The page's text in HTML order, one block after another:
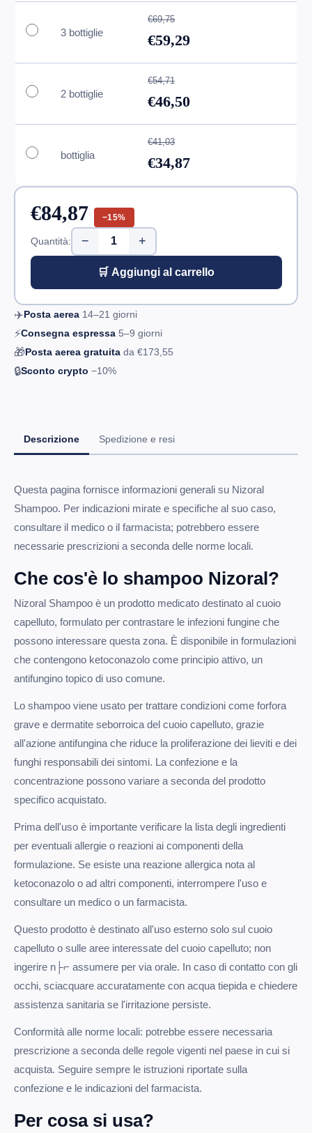
3 bottiglie
€69,75
€59,29
2 bottiglie
€54,71
€46,50
bottiglia
€41,03
€34,87
€84,87 −15%
Quantità: − +
🛒 Aggiungi al carrello
✈️Posta aerea 14–21 giorni
⚡Consegna espressa 5–9 giorni
🎁Posta aerea gratuita da €173,55
🔒Sconto crypto −10%
Descrizione Spedizione e resi
Questa pagina fornisce informazioni generali su Nizoral
Shampoo. Per indicazioni mirate e specifiche al suo caso,
consultare il medico o il farmacista; potrebbero essere
necessarie prescrizioni a seconda delle norme locali.
Che cos'è lo shampoo Nizoral?
Nizoral Shampoo è un prodotto medicato destinato al cuoio
capelluto, formulato per contrastare le infezioni fungine che
possono interessare questa zona. È disponibile in formulazioni
che contengono ketoconazolo come principio attivo, un
antifungino topico di uso comune.
Lo shampoo viene usato per trattare condizioni come forfora
grave e dermatite seborroica del cuoio capelluto, grazie
all'azione antifungina che riduce la proliferazione dei lieviti e dei
funghi responsabili dei sintomi. La confezione e la
concentrazione possono variare a seconda del prodotto
specifico acquistato.
Prima dell'uso è importante verificare la lista degli ingredienti
per eventuali allergie o reazioni ai componenti della
formulazione. Se esiste una reazione allergica nota al
ketoconazolo o ad altri componenti, interrompere l'uso e
consultare un medico o un farmacista.
Questo prodotto è destinato all'uso esterno solo sul cuoio
capelluto o sulle aree interessate del cuoio capelluto; non
ingerire n├⌐ assumere per via orale. In caso di contatto con gli
occhi, sciacquare accuratamente con acqua tiepida e chiedere
assistenza sanitaria se l'irritazione persiste.
Conformità alle norme locali: potrebbe essere necessaria
prescrizione a seconda delle regole vigenti nel paese in cui si
acquista. Seguire sempre le istruzioni riportate sulla
confezione e le indicazioni del farmacista.
Per cosa si usa?